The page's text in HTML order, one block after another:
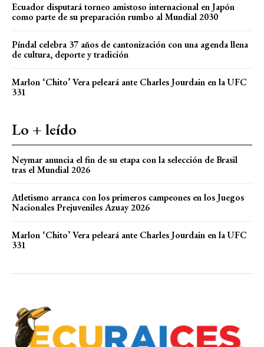
Ecuador disputará torneo amistoso internacional en Japón
como parte de su preparación rumbo al Mundial 2030
Píndal celebra 37 años de cantonización con una agenda llena
de cultura, deporte y tradición
Marlon ‘Chito’ Vera peleará ante Charles Jourdain en la UFC
331
Lo + leído
Neymar anuncia el fin de su etapa con la selección de Brasil
tras el Mundial 2026
Atletismo arranca con los primeros campeones en los Juegos
Nacionales Prejuveniles Azuay 2026
Marlon ‘Chito’ Vera peleará ante Charles Jourdain en la UFC
331